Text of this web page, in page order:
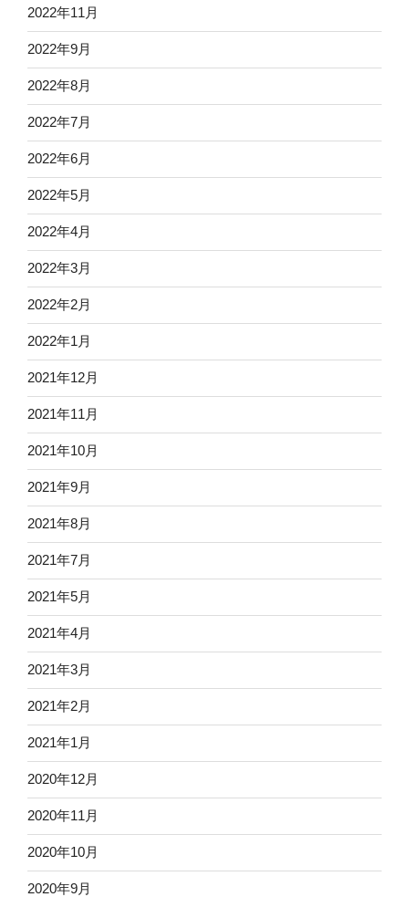
2022年11月
2022年9月
2022年8月
2022年7月
2022年6月
2022年5月
2022年4月
2022年3月
2022年2月
2022年1月
2021年12月
2021年11月
2021年10月
2021年9月
2021年8月
2021年7月
2021年5月
2021年4月
2021年3月
2021年2月
2021年1月
2020年12月
2020年11月
2020年10月
2020年9月